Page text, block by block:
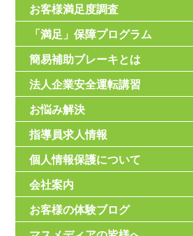
お客様満足度調査
「満足」保障プログラム
簡易補助ブレーキとは
法人企業安全運転講習
お悩み解決
指導員求人情報
個人情報保護について
会社案内
お客様の体験ブログ